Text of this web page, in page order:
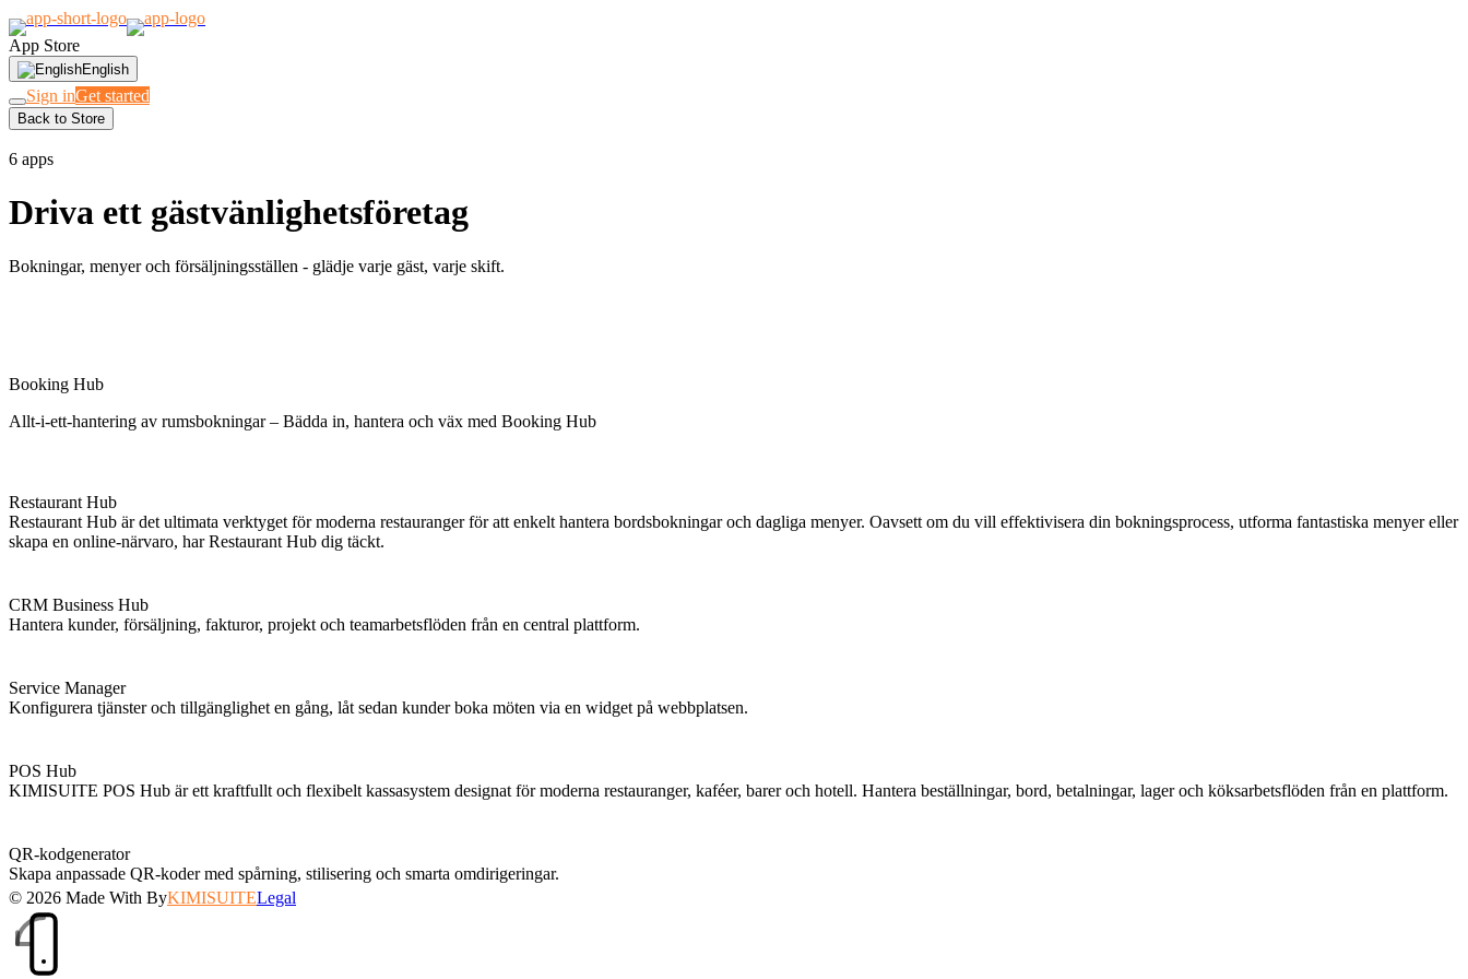
App Store
English
Sign inGet started
Back to Store
6 apps
Driva ett gästvänlighetsföretag
Bokningar, menyer och försäljningsställen - glädje varje gäst, varje skift.
Booking Hub
Allt-i-ett-hantering av rumsbokningar – Bädda in, hantera och väx med Booking Hub
Restaurant Hub
Restaurant Hub är det ultimata verktyget för moderna restauranger för att enkelt hantera bordsbokningar och dagliga menyer. Oavsett om du vill effektivisera din bokningsprocess, utforma fantastiska menyer eller
skapa en online-närvaro, har Restaurant Hub dig täckt.
CRM Business Hub
Hantera kunder, försäljning, fakturor, projekt och teamarbetsflöden från en central plattform.
Service Manager
Konfigurera tjänster och tillgänglighet en gång, låt sedan kunder boka möten via en widget på webbplatsen.
POS Hub
KIMISUITE POS Hub är ett kraftfullt och flexibelt kassasystem designat för moderna restauranger, kaféer, barer och hotell. Hantera beställningar, bord, betalningar, lager och köksarbetsflöden från en plattform.
QR-kodgenerator
Skapa anpassade QR-koder med spårning, stilisering och smarta omdirigeringar.
© 2026 Made With ByKIMISUITELegal